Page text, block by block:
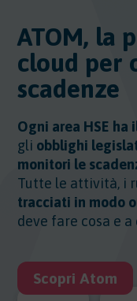
ATOM, la
cloud per
scadenze
Ogni area HSE ha
gli obblighi
monitori le
Tutte le attività, i
tracciati in modo
deve fare cosa e
Scopri Atom